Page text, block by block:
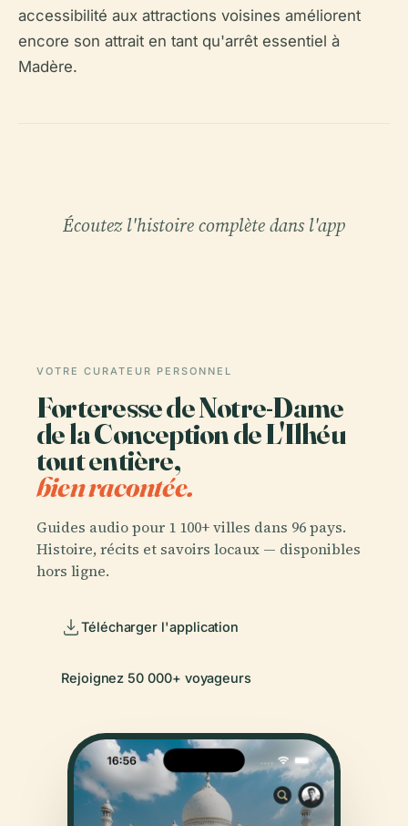
accessibilité aux attractions voisines améliorent
encore son attrait en tant qu'arrêt essentiel à
Madère.
Écoutez l'histoire complète dans l'app
VOTRE CURATEUR PERSONNEL
Forteresse de Notre-Dame
de la Conception de L'Ilhéu
tout entière,
bien racontée.
Guides audio pour 1 100+ villes dans 96 pays.
Histoire, récits et savoirs locaux — disponibles
hors ligne.
Télécharger l'application
Rejoignez 50 000+ voyageurs